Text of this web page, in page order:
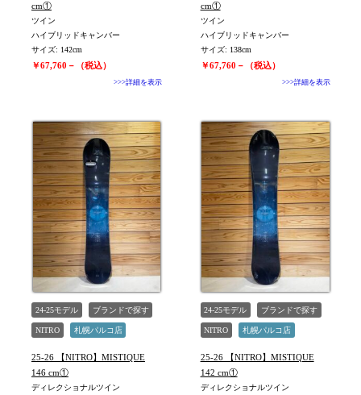
cm①
ツイン
ハイブリッドキャンバー
サイズ: 142cm
￥67,760－（税込）
>>>詳細を表示
cm①
ツイン
ハイブリッドキャンバー
サイズ: 138cm
￥67,760－（税込）
>>>詳細を表示
24-25モデル ブランドで探す
NITRO 札幌パルコ店
25-26 【NITRO】MISTIQUE
146 cm①
ディレクショナルツイン
24-25モデル ブランドで探す
NITRO 札幌パルコ店
25-26 【NITRO】MISTIQUE
142 cm①
ディレクショナルツイン